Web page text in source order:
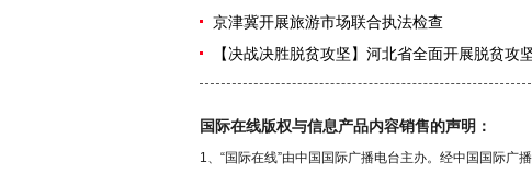
京津冀开展旅游市场联合执法检查
【决战决胜脱贫攻坚】河北省全面开展脱贫攻
国际在线版权与信息产品内容销售的声明：
1、“国际在线”由中国国际广播电台主办。经中国国际广